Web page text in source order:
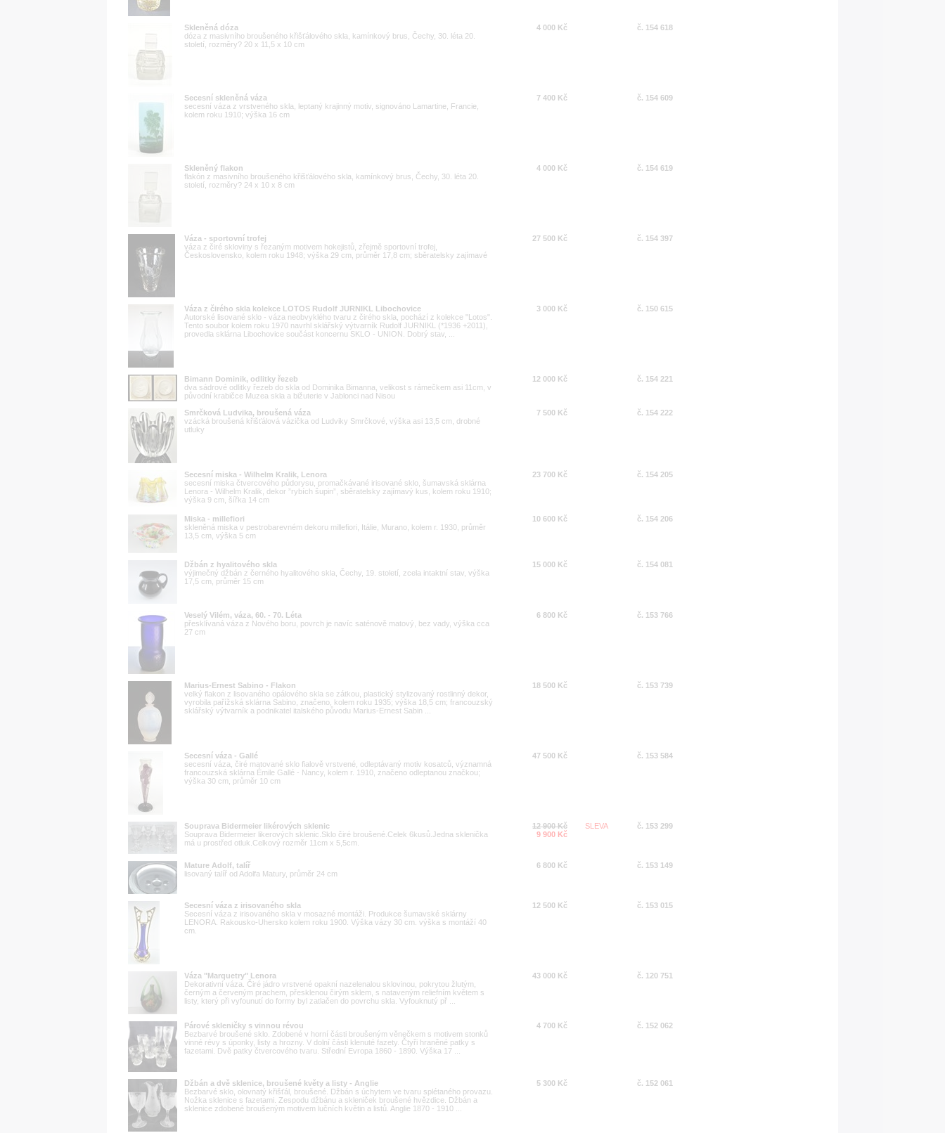
Skleněná dóza
dóza z masivního broušeného křišťálového skla, kamínkový brus, Čechy, 30. léta 20.
století, rozměry? 20 x 11,5 x 10 cm
4 000 Kč č. 154 618
Secesní skleněná váza
secesní váza z vrstveného skla, leptaný krajinný motiv, signováno Lamartine, Francie,
kolem roku 1910; výška 16 cm
7 400 Kč č. 154 609
Skleněný flakon
flakón z masivního broušeného křišťálového skla, kamínkový brus, Čechy, 30. léta 20.
století, rozměry? 24 x 10 x 8 cm
4 000 Kč č. 154 619
Váza - sportovní trofej
váza z čiré skloviny s řezaným motivem hokejistů, zřejmě sportovní trofej,
Československo, kolem roku 1948; výška 29 cm, průměr 17,8 cm; sběratelsky zajímavé
27 500 Kč č. 154 397
Váza z čirého skla kolekce LOTOS Rudolf JURNIKL Libochovice
Autorské lisované sklo - váza neobvyklého tvaru z čirého skla, pochází z kolekce "Lotos".
Tento soubor kolem roku 1970 navrhl sklářský výtvarník Rudolf JURNIKL (*1936 +2011),
provedla sklárna Libochovice součást koncernu SKLO - UNION. Dobrý stav, ...
3 000 Kč č. 150 615
Bimann Dominik, odlitky řezeb
dva sádrové odlitky řezeb do skla od Dominika Bimanna, velikost s rámečkem asi 11cm, v
původní krabičce Muzea skla a bižuterie v Jablonci nad Nisou
12 000 Kč č. 154 221
Smrčková Ludvika, broušená váza
vzácká broušená křišťálová vázička od Ludviky Smrčkové, výška asi 13,5 cm, drobné
utluky
7 500 Kč č. 154 222
Secesní miska - Wilhelm Kralik, Lenora
secesní miska čtvercového půdorysu, promačkávané irisované sklo, šumavská sklárna
Lenora - Wilhelm Kralik, dekor ”rybích šupin”, sběratelsky zajímavý kus, kolem roku 1910;
výška 9 cm, šířka 14 cm
23 700 Kč č. 154 205
Miska - millefiori
skleněná miska v pestrobarevném dekoru millefiori, Itálie, Murano, kolem r. 1930, průměr
13,5 cm, výška 5 cm
10 600 Kč č. 154 206
Džbán z hyalitového skla
výjimečný džbán z černého hyalitového skla, Čechy, 19. století, zcela intaktní stav, výška
17,5 cm, průměr 15 cm
15 000 Kč č. 154 081
Veselý Vilém, váza, 60. - 70. Léta
přesklívaná váza z Nového boru, povrch je navíc saténově matový, bez vady, výška cca
27 cm
6 800 Kč č. 153 766
Marius-Ernest Sabino - Flakon
velký flakon z lisovaného opálového skla se zátkou, plastický stylizovaný rostlinný dekor,
vyrobila pařížská sklárna Sabino, značeno, kolem roku 1935; výška 18,5 cm; francouzský
sklářský výtvarník a podnikatel italského původu Marius-Ernest Sabin ...
18 500 Kč č. 153 739
Secesní váza - Gallé
secesní váza, čiré matované sklo fialově vrstvené, odleptávaný motiv kosatců, významná
francouzská sklárna Émile Gallé - Nancy, kolem r. 1910, značeno odleptanou značkou;
výška 30 cm, průměr 10 cm
47 500 Kč č. 153 584
Souprava Bidermeier likérových sklenic
Souprava Bidermeier likerových sklenic.Sklo čiré broušené.Celek 6kusů.Jedna sklenička
má u prostřed otluk.Celkový rozměr 11cm x 5,5cm.
12 900 Kč
9 900 Kč
SLEVA č. 153 299
Mature Adolf, talíř
lisovaný talíř od Adolfa Matury, průměr 24 cm
6 800 Kč č. 153 149
Secesní váza z irisovaného skla
Secesní váza z irisovaného skla v mosazné montáži. Produkce šumavské sklárny
LENORA. Rakousko-Uhersko kolem roku 1900. Výška vázy 30 cm. výška s montáží 40
cm.
12 500 Kč č. 153 015
Váza "Marquetry" Lenora
Dekorativní váza. Čiré jádro vrstvené opakní nazelenalou sklovinou, pokrytou žlutým,
černým a červeným prachem, přesklenou čirým sklem, s nataveným reliefním květem s
listy, který při vyfounutí do formy byl zatlačen do povrchu skla. Vyfouknutý př ...
43 000 Kč č. 120 751
Párové skleničky s vinnou révou
Bezbarvé broušené sklo. Zdobené v horní části broušeným věnečkem s motivem stonků
vinné révy s úponky, listy a hrozny. V dolní části klenuté fazety. Čtyři hraněné patky s
fazetami. Dvě patky čtvercového tvaru. Střední Evropa 1860 - 1890. Výška 17 ...
4 700 Kč č. 152 062
Džbán a dvě sklenice, broušené květy a listy - Anglie
Bezbarvé sklo, olovnatý křišťál, broušené. Džbán s úchytem ve tvaru splétaného provazu.
Nožka sklenice s fazetami. Zespodu džbánu a skleniček broušené hvězdice. Džbán a
sklenice zdobené broušeným motivem lučních květin a listů. Anglie 1870 - 1910 ...
5 300 Kč č. 152 061